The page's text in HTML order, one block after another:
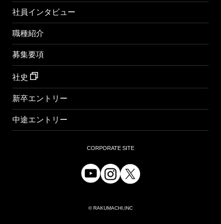
社員インタビュー
職種紹介
募集要項
社史
新卒エントリー
中途エントリー
CORPORATE SITE
© RAKUMACHI,INC